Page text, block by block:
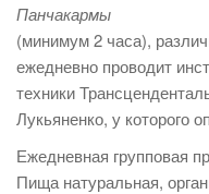
Панчакармы
(минимум 2 часа),
ежедневно проводит
техники
Лукьяненко, у которого
Ежедневная групповая
Пища натуральная,